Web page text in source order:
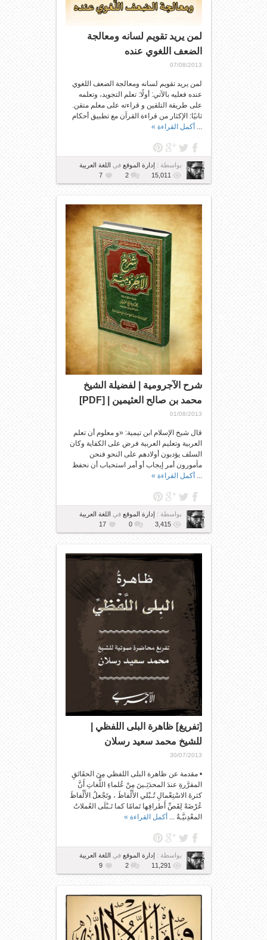
لمن يريد تقويم لسانه ومعالجة
الضعف اللغوي عنده
07/08/2013
لمن يريد تقويم لسانه ومعالجة الضعف اللغوي
عنده فعليه بالآتي: أولًا: تعلم التجويد، وتعلمه
على طريقة التلقين و قراءته على معلم متقن.
ثانيًا: الإكثار من قراءة القرآن مع تطبيق أحكام
... أكمل القراءة »
بواسطة : إدارة الموقعفي اللغة العربية
15,011
2
7
شرح الآجرومية | لفضيلة الشيخ
محمد بن صالح العثيمين | [PDF]
01/08/2013
قال شيخ الإسلام ابن تيمية: «و معلوم أن تعلم
العربية وتعليم العربية فرض على الكفاية وكان
السلف يؤدبون أولادهم على النحو فنحن
مأمورون أمر إيجاب أو أمر استحباب أن نحفظ
...أكمل القراءة »
بواسطة : إدارة الموقعفي اللغة العربية
3,415
0
17
[تفريغ] ظاهرة البلى اللفظي |
للشيخ محمد سعيد رسلان
30/07/2013
• مقدمة عن ظاهرة البلى اللفظي مِنَ الحقَائقِ
المقرَّرةِ عندَ المحدَثِـينَ مِنْ عُلماءِ اللُّغاتِ أَنَّ
كثرةَ الاسْتِعْمالِ تُـبْلي الأَلْفاظَ ، وتَجْعلُ الأَلْفاظَ
عُرْضَةً لِقَصِّ أَطرافِها تَمامًا كما تَـبْلَى العُملاتُ
المعْدِنيَّـةُ ... أكمل القراءة »
بواسطة : إدارة الموقعفي
اللغة العربية
11,291
2
9